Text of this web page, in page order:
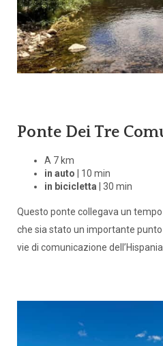
Ponte Dei Tre
A 7 km
in auto | 10 min
in bicicletta | 30 min
Questo ponte collegava un
che sia stato un importante
vie di comunicazione